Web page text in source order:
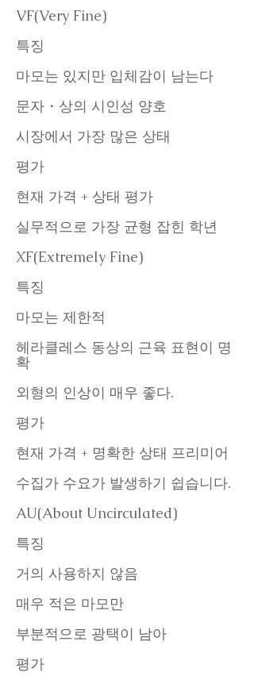
VF(Very Fine)
특징
마모는 있지만 입체감이 남는다
문자・상의 시인성 양호
시장에서 가장 많은 상태
평가
현재 가격 + 상태 평가
실무적으로 가장 균형 잡힌 학년
XF(Extremely Fine)
특징
마모는 제한적
헤라클레스 동상의 근육 표현이 명
확
외형의 인상이 매우 좋다.
평가
현재 가격 + 명확한 상태 프리미어
수집가 수요가 발생하기 쉽습니다.
AU(About Uncirculated)
특징
거의 사용하지 않음
매우 적은 마모만
부분적으로 광택이 남아
평가